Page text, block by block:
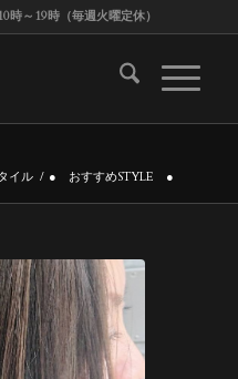
～19時（毎週火曜定休）
イル / ● おすすめSTYLE ●